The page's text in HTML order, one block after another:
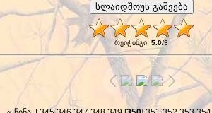
რეიტინგი: 5.0/3